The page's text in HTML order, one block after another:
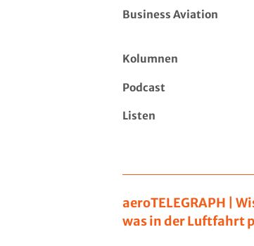
Business Aviation
Kolumnen
Podcast
Listen
aeroTELEGRAPH |
was in der Luftfahrt